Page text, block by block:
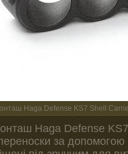
Haga Defense KS7 Shell
Haga Defense KS7
за допомогою